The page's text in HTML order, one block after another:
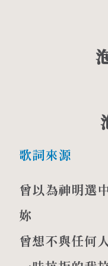
歌詞來源
曾以為神明選
妳
曾想不與任何